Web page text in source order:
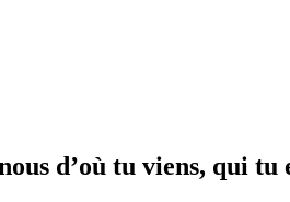
d’où tu viens, qui tu